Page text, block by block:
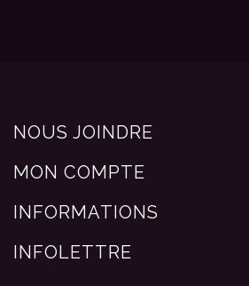
NOUS JOINDRE
MON COMPTE
INFORMATIONS
INFOLETTRE